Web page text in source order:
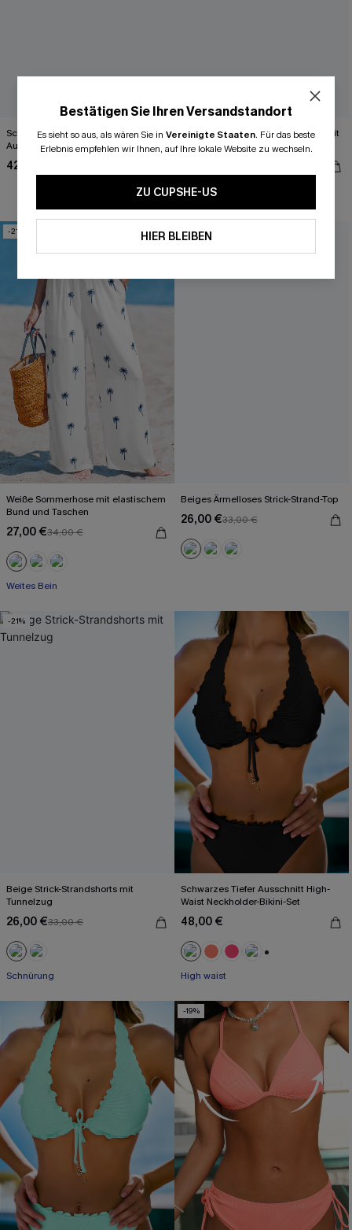
Schwarzes Farbblock Tiefer
Ausschnitt Neckholder-Bikini-Set
42,00 €
Lila Low-Waist Triangel-Bikini-Set mit
Kreuzträgern
-21%
Weiße Sommerhose mit elastischem
Bund und Taschen
27,00 €34,00 €
Weites Bein
-21%
Beiges Ärmelloses Strick-Strand-Top
26,00 €33,00 €
-21%
Beige Strick-Strandshorts mit
Tunnelzug
26,00 €33,00 €
Schnürung
Schwarzes Tiefer Ausschnitt High-
Waist Neckholder-Bikini-Set
48,00 €
High waist
-19%
Bestätigen Sie Ihren Versandstandort
Es sieht so aus, als wären Sie in Vereinigte Staaten. Für das beste
Erlebnis empfehlen wir Ihnen, auf Ihre lokale Website zu wechseln.
ZU CUPSHE-US
HIER BLEIBEN